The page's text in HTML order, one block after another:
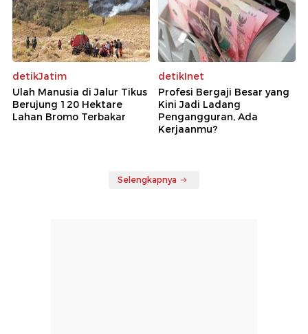
detikJatim
Ulah Manusia di Jalur Tikus
Berujung 120 Hektare
Lahan Bromo Terbakar
detikInet
Profesi Bergaji Besar yang
Kini Jadi Ladang
Pengangguran, Ada
Kerjaanmu?
Selengkapnya